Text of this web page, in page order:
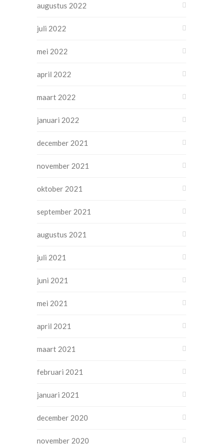
augustus 2022
juli 2022
mei 2022
april 2022
maart 2022
januari 2022
december 2021
november 2021
oktober 2021
september 2021
augustus 2021
juli 2021
juni 2021
mei 2021
april 2021
maart 2021
februari 2021
januari 2021
december 2020
november 2020